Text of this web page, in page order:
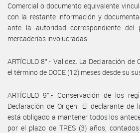
Comercial o documento equivalente
con la restante información y
ante la autoridad correspondiente
mercaderías involucradas.
ARTÍCULO 8°.- Validez. La Declaración
el término de DOCE (12) meses desde su
ARTÍCULO 9°.- Conservación de los
Declaración de Origen. El declarante de
está obligado a mantener todos los
por el plazo de TRES (3) años,